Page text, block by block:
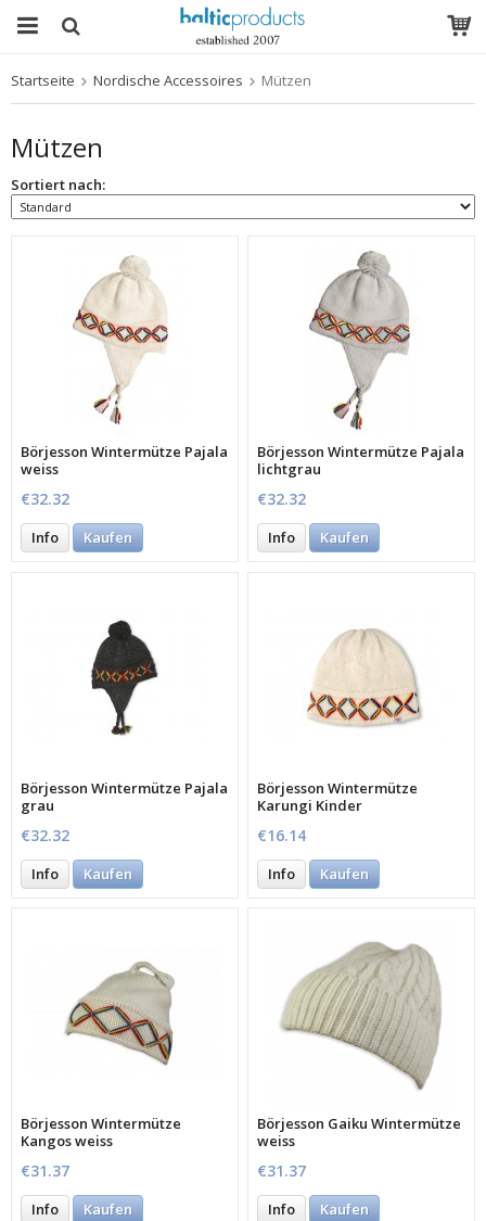
Startseite Nordische Accessoires Mützen
Mützen
Sortiert nach:
Börjesson Wintermütze Pajala
weiss
€32.32
Info Kaufen
Börjesson Wintermütze Pajala
lichtgrau
€32.32
Info Kaufen
Börjesson Wintermütze Pajala
grau
€32.32
Info Kaufen
Börjesson Wintermütze
Karungi Kinder
€16.14
Info Kaufen
Börjesson Wintermütze
Kangos weiss
€31.37
Info Kaufen
Börjesson Gaiku Wintermütze
weiss
€31.37
Info Kaufen